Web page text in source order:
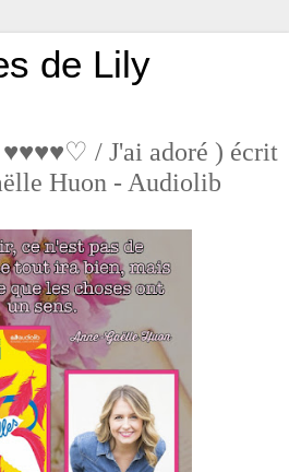
de Lily
♥♥♥♥♡ / J'ai adoré ) écrit
Huon - Audiolib